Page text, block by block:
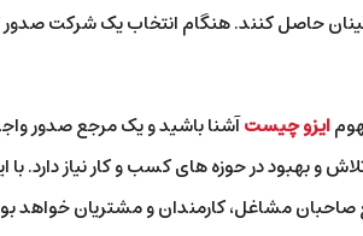
حاصل کنند. هنگام انتخاب یک شرکت صدور
ایزو چیستآشنا باشید و یک مرجع صدور
و بهبود در حوزه های کسب و کار نیاز دارد. با
صاحبان مشاغل، کارمندان و مشتریان خواهد